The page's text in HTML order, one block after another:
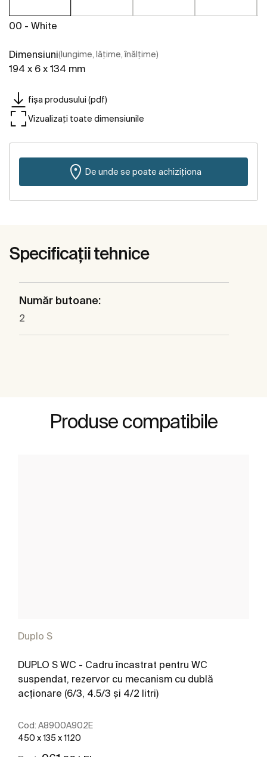
00 - White
Dimensiuni(lungime, lățime, înălțime)
194 x 6 x 134 mm
fișa produsului (pdf)
Vizualizați toate dimensiunile
De unde se poate achiziționa
Specificații tehnice
Număr butoane:
2
Produse compatibile
Duplo S
DUPLO S WC - Cadru încastrat pentru WC
suspendat, rezervor cu mecanism cu dublă
acționare (6/3, 4.5/3 și 4/2 litri)
Cod: A8900A902E
450 x 135 x 1120